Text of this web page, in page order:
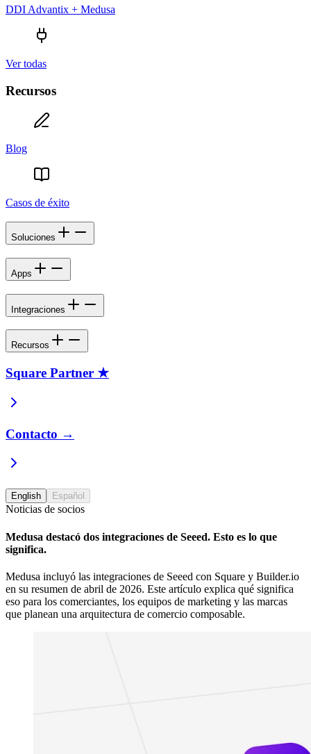
DDI Advantix + Medusa
Ver todas
Recursos
Blog
Casos de éxito
Soluciones
Apps
Integraciones
Recursos
Square Partner ★
Contacto →
English Español
Noticias de socios
Medusa destacó dos integraciones de Seeed. Esto es lo que
significa.
Medusa incluyó las integraciones de Seeed con Square y Builder.io
en su resumen de abril de 2026. Este artículo explica qué significa
eso para los comerciantes, los equipos de marketing y las marcas
que planean una arquitectura de comercio composable.